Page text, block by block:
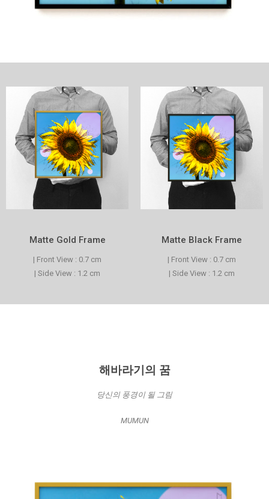
Matte Gold Frame
| Front View : 0.7 cm
| Side View : 1.2 cm
Matte Black Frame
| Front View : 0.7 cm
| Side View : 1.2 cm
해바라기의 꿈
당신의 풍경이 될 그림
MUMUN